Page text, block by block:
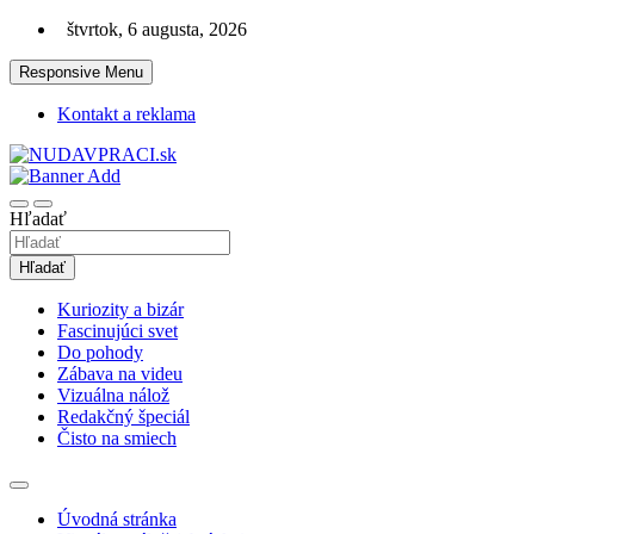
Skip
content
štvrtok, 6 augusta, 2026
Responsive Menu
Kontakt a reklama
nudaVpráci.sk
Hľadať
Hľadať
Kuriozity a bizár
Fascinujúci svet
Do pohody
Zábava na videu
Vizuálna nálož
Redakčný špeciál
Čisto na smiech
Úvodná stránka